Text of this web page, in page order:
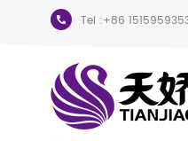
Tel :+86